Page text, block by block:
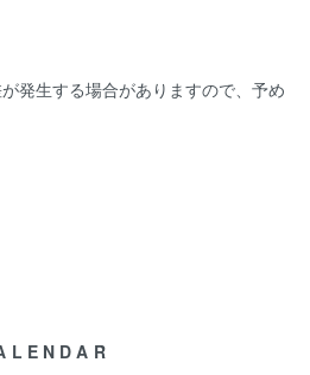
発生する場合がありますので、予め